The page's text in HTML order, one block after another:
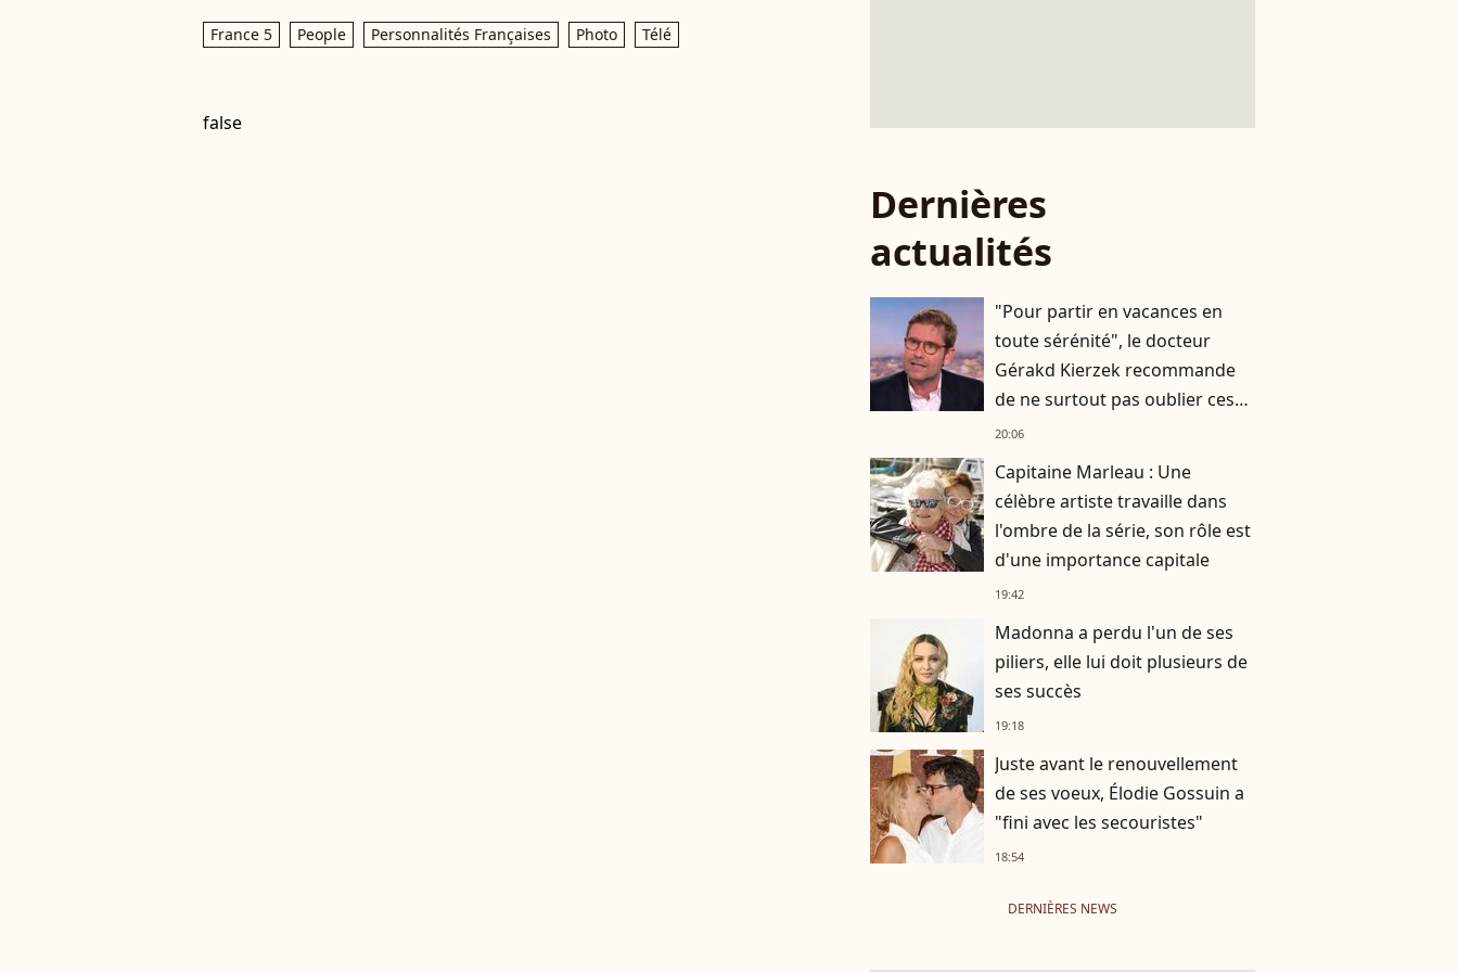
France 5 People Personnalités Françaises Photo Télé
false
Dernières
actualités
"Pour partir en vacances en
toute sérénité", le docteur
Gérakd Kierzek recommande
de ne surtout pas oublier ces
indispensables
20:06
Capitaine Marleau : Une
célèbre artiste travaille dans
l'ombre de la série, son rôle est
d'une importance capitale
19:42
Madonna a perdu l'un de ses
piliers, elle lui doit plusieurs de
ses succès
19:18
Juste avant le renouvellement
de ses voeux, Élodie Gossuin a
"fini avec les secouristes"
18:54
DERNIÈRES NEWS